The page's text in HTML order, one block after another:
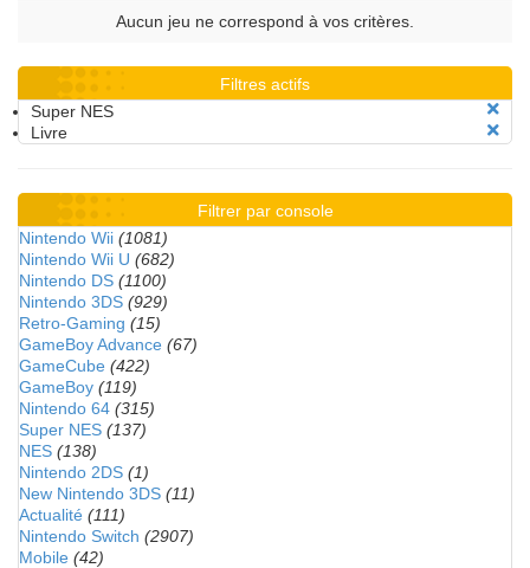
Aucun jeu ne correspond à vos critères.
Filtres actifs
Super NES
Livre
Filtrer par console
Nintendo Wii (1081)
Nintendo Wii U (682)
Nintendo DS (1100)
Nintendo 3DS (929)
Retro-Gaming (15)
GameBoy Advance (67)
GameCube (422)
GameBoy (119)
Nintendo 64 (315)
Super NES (137)
NES (138)
Nintendo 2DS (1)
New Nintendo 3DS (11)
Actualité (111)
Nintendo Switch (2907)
Mobile (42)